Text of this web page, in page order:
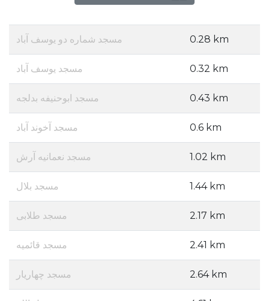
مسجد شماره دو یوسف آباد 0.28 km
مسجد یوسف آباد 0.32 km
مسجد ابوحنیفه بدلجه 0.43 km
مسجد آخوند آباد 0.6 km
مسجد نعمانیه آرش 1.02 km
مسجد بلال 1.44 km
مسجد طلابی 2.17 km
مسجد قائمیه 2.41 km
مسجد چهاریار 2.64 km